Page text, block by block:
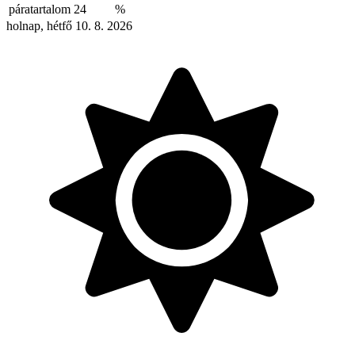
páratartalom 24
%
holnap, hétfő 10. 8. 2026